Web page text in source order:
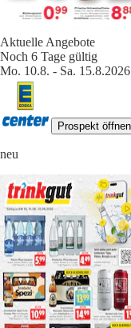
Aktuelle Angebote
Noch 6 Tage gültig
Mo. 10.8. - Sa. 15.8.2026
Prospekt öffnen
neu